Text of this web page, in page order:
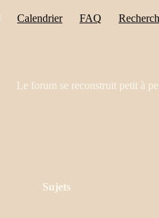
Calendrier FAQ
Le forum se reconstruit petit à
Sujets